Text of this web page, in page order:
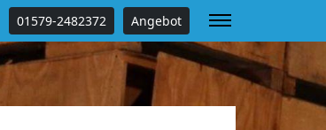
01579-2482372 Angebot